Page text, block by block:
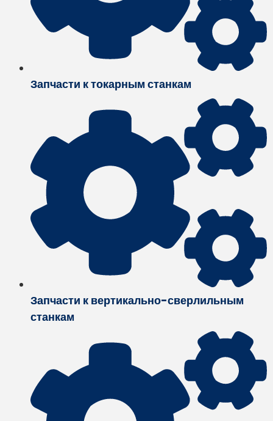
Запчасти к токарным станкам
Запчасти к вертикально-сверлильным
станкам